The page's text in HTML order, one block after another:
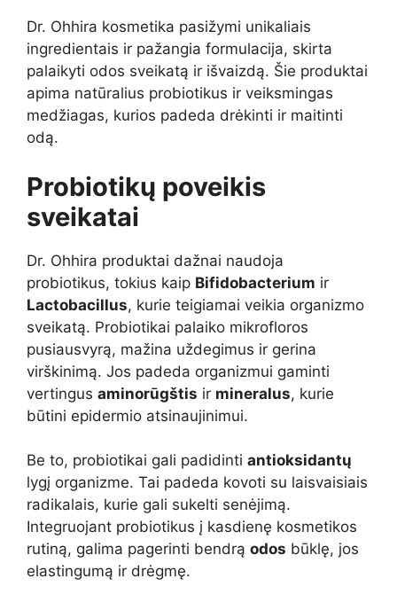
Dr. Ohhira kosmetika pasižymi unikaliais
ingredientais ir pažangia formulacija, skirta
palaikyti odos sveikatą ir išvaizdą. Šie produktai
apima natūralius probiotikus ir veiksmingas
medžiagas, kurios padeda drėkinti ir maitinti
odą.
Probiotikų poveikis
sveikatai
Dr. Ohhira produktai dažnai naudoja
probiotikus, tokius kaip Bifidobacterium ir
Lactobacillus, kurie teigiamai veikia organizmo
sveikatą. Probiotikai palaiko mikrofloros
pusiausvyrą, mažina uždegimus ir gerina
virškinimą. Jos padeda organizmui gaminti
vertingus aminorūgštis ir mineralus, kurie
būtini epidermio atsinaujinimui.
Be to, probiotikai gali padidinti antioksidantų
lygį organizme. Tai padeda kovoti su laisvaisiais
radikalais, kurie gali sukelti senėjimą.
Integruojant probiotikus į kasdienę kosmetikos
rutiną, galima pagerinti bendrą odos būklę, jos
elastingumą ir drėgmę.